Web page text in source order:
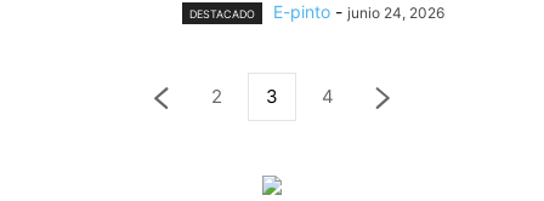
DESTACADO E-pinto - junio 24, 2026
2 3 4